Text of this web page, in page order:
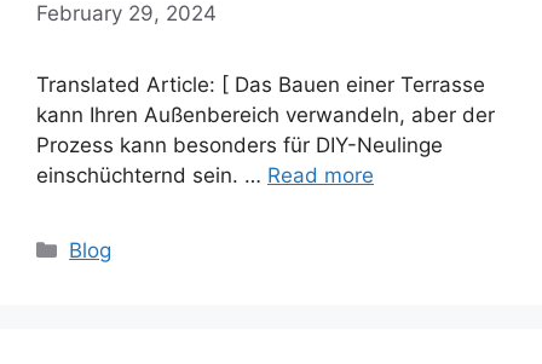
February 29, 2024
Translated Article: [ Das Bauen einer Terrasse
kann Ihren Außenbereich verwandeln, aber der
Prozess kann besonders für DIY-Neulinge
einschüchternd sein. … Read more
Categories
Blog